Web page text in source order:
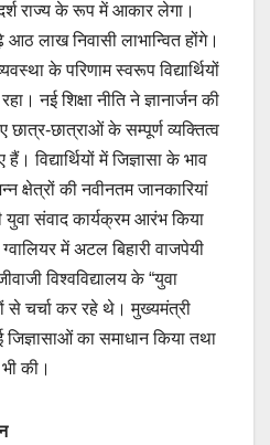
राज्य के रूप में आकार लेगा।
लाख निवासी लाभान्वित होंगे।
के परिणाम स्वरूप विद्यार्थियों
नई शिक्षा नीति ने ज्ञानार्जन की
छात्र-छात्राओं के सम्पूर्ण व्यक्तित्व
विद्यार्थियों में जिज्ञासा के भाव
क्षेत्रों की नवीनतम जानकारियां
संवाद कार्यक्रम आरंभ किया
में अटल बिहारी वाजपेयी
विश्वविद्यालय के “युवा
से चर्चा कर रहे थे। मुख्यमंत्री
जिज्ञासाओं का समाधान किया तथा
की।